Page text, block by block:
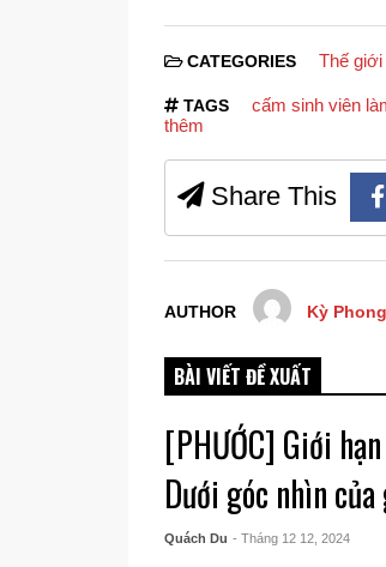
CATEGORIES Thế giới
TAGS cấm sinh viên
thêm
Share This
AUTHOR Kỳ Phong
BÀI VIẾT ĐỀ XUẤT
[PHƯỚC] Giới
Dưới góc nhìn
Quách Du - Tháng 12 12, 2024